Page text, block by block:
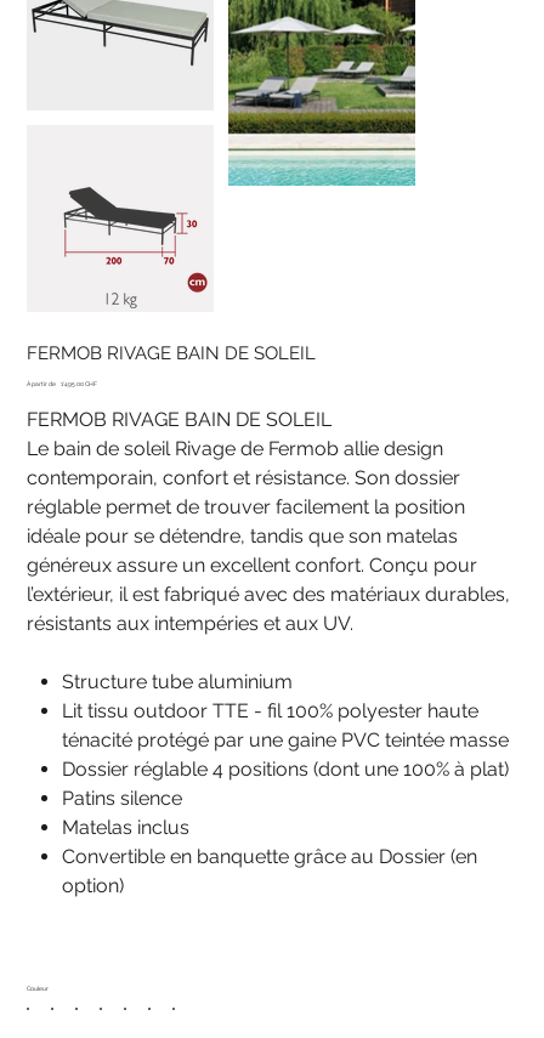
FERMOB RIVAGE BAIN DE SOLEIL
À partir de Prix
1'495.00 CHF
FERMOB RIVAGE BAIN DE SOLEIL
Le bain de soleil Rivage de Fermob allie design
contemporain, confort et résistance. Son dossier
réglable permet de trouver facilement la position
idéale pour se détendre, tandis que son matelas
généreux assure un excellent confort. Conçu pour
l’extérieur, il est fabriqué avec des matériaux durables,
résistants aux intempéries et aux UV.
Structure tube aluminium
Lit tissu outdoor TTE - fil 100% polyester haute
ténacité protégé par une gaine PVC teintée masse
Dossier réglable 4 positions (dont une 100% à plat)
Patins silence
Matelas inclus
Convertible en banquette grâce au Dossier (en
option)
Couleur